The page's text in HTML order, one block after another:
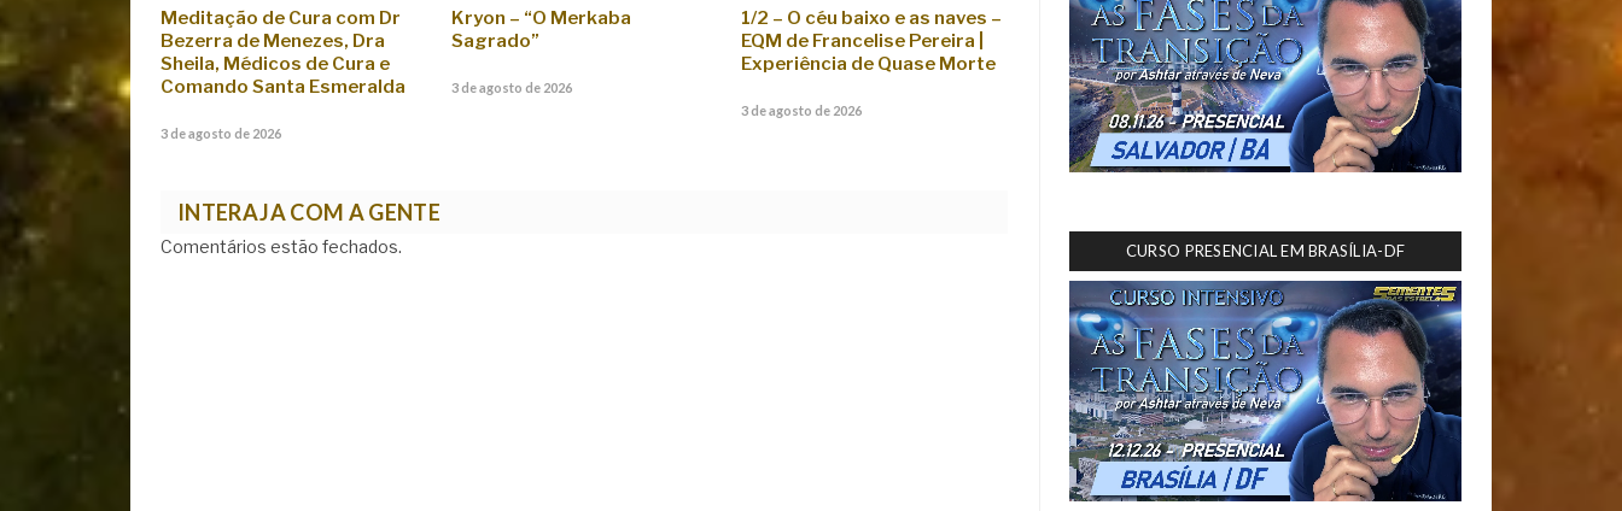
Meditação de Cura com Dr
Bezerra de Menezes, Dra
Sheila, Médicos de Cura e
Comando Santa Esmeralda
3 de agosto de 2026
Kryon – “O Merkaba
Sagrado”
3 de agosto de 2026
1/2 – O céu baixo e as naves –
EQM de Francelise Pereira |
Experiência de Quase Morte
3 de agosto de 2026
INTERAJA COM A GENTE
Comentários estão fechados. CURSO PRESENCIAL EM BRASÍLIA-DF